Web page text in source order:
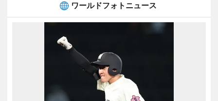
ワールドフォトニュース